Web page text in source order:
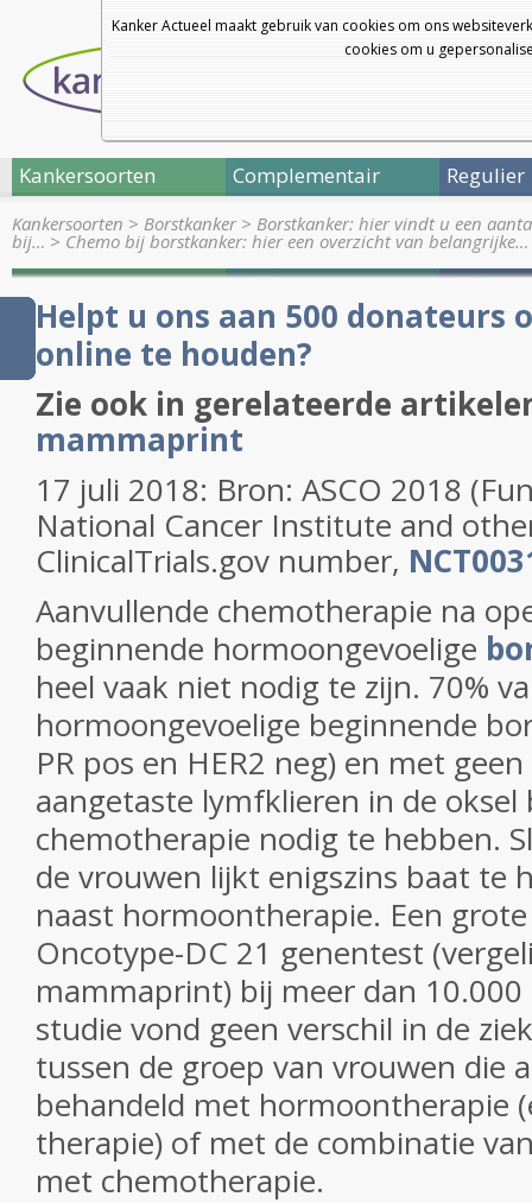
Kanker Actueel maakt gebruik van cookies om ons
cookies om u
Kankersoorten Complementair Regulier
Kankersoorten > Borstkanker> Borstkanker: hier vindt u een
bij… > Chemo bij borstkanker: hier een overzicht van belangrijke…
Helpt u ons aan 500 donateurs
online te houden?
Zie ook in gerelateerde
mammaprint
17 juli 2018: Bron: ASCO 2018
National Cancer Institute and
ClinicalTrials.gov number,
Aanvullende chemotherapie na
beginnende hormoongevoelige
heel vaak niet nodig te zijn. 70%
hormoongevoelige beginnende
PR pos en HER2 neg) en met
aangetaste lymfklieren in de oksel
chemotherapie nodig te hebben.
de vrouwen lijkt enigszins baat te
naast hormoontherapie. Een
Oncotype-DC 21 genentest
mammaprint) bij meer dan
studie vond geen verschil in de
tussen de groep van vrouwen die
behandeld met hormoontherapie
therapie) of met de combinatie
met chemotherapie.